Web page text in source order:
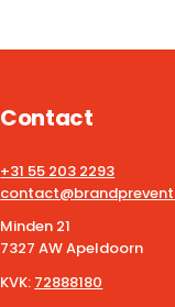
Contact
+31 55 203 2293
Minden 21
7327 AW Apeldoorn
KVK: 72888180